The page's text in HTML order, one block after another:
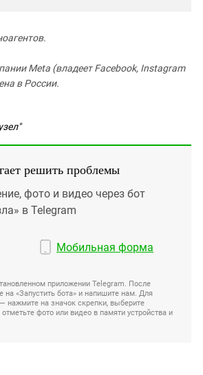
Meta (владеет Facebook, Instagram
в России.
решить проблемы
фото и видео через бот
в Telegram
Мобильная форма
приложении Telegram. После
на «Запустить бота» и напишите нам. Для
нажмите на значок скрепки, выберите
фото или видео в памяти устройства и